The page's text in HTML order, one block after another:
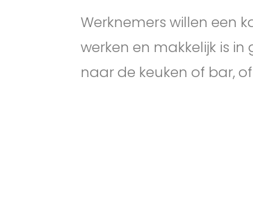
Werknemers willen een
werken en makkelijk is
naar de keuken of bar,